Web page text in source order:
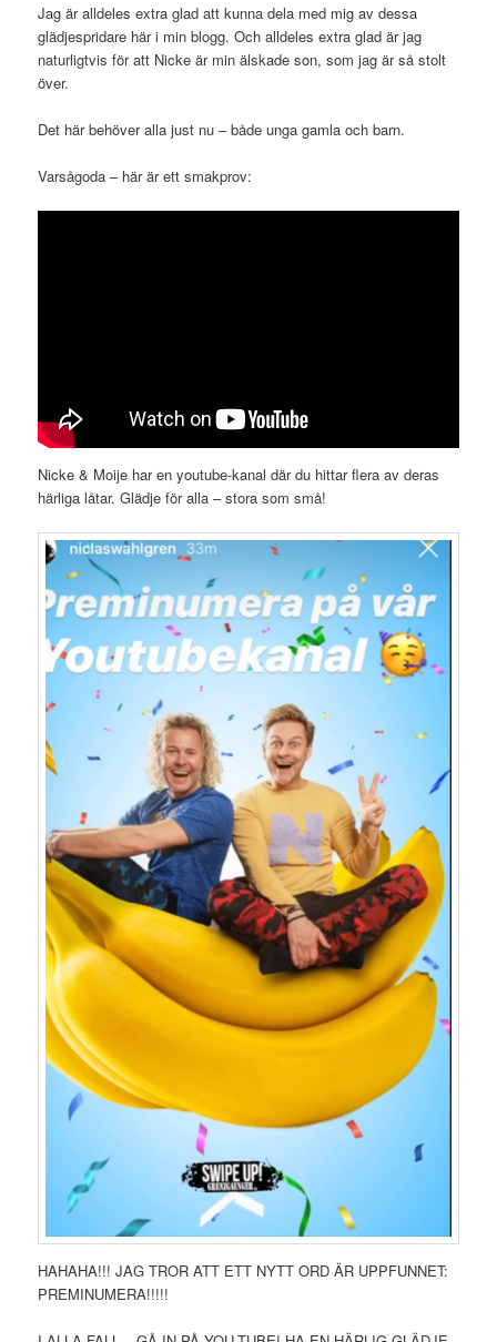
Jag är alldeles extra glad att kunna dela med mig av dessa
glädjespridare här i min blogg. Och alldeles extra glad är jag
naturligtvis för att Nicke är min älskade son, som jag är så stolt
över.
Det här behöver alla just nu – både unga gamla och barn.
Varsågoda – här är ett smakprov:
Nicke & Moije har en youtube-kanal där du hittar flera av deras
härliga låtar. Glädje för alla – stora som små!
HAHAHA!!! JAG TROR ATT ETT NYTT ORD ÄR UPPFUNNET:
PREMINUMERA!!!!!